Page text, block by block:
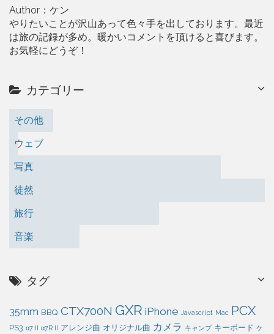
Author：ケン
やりたいことが沢山あって色々手を出しております。最近
は旅の記録が多め。暖かいコメントを頂けると喜びます。
お気軽にどうぞ！
カテゴリー
その他
ウェブ
写真
徒然
旅行
音楽
タグ
35mm BBQ CTX700N GXR iPhone Javascript Mac PCX
PS3 α7 II α7R II アレンジ曲 オリジナル曲 カメラ キャンプ キーボード ケ